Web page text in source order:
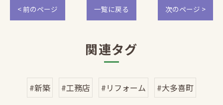
< 前のページ 一覧に戻る 次のページ >
関連タグ
#新築 #工務店 #リフォーム #大多喜町